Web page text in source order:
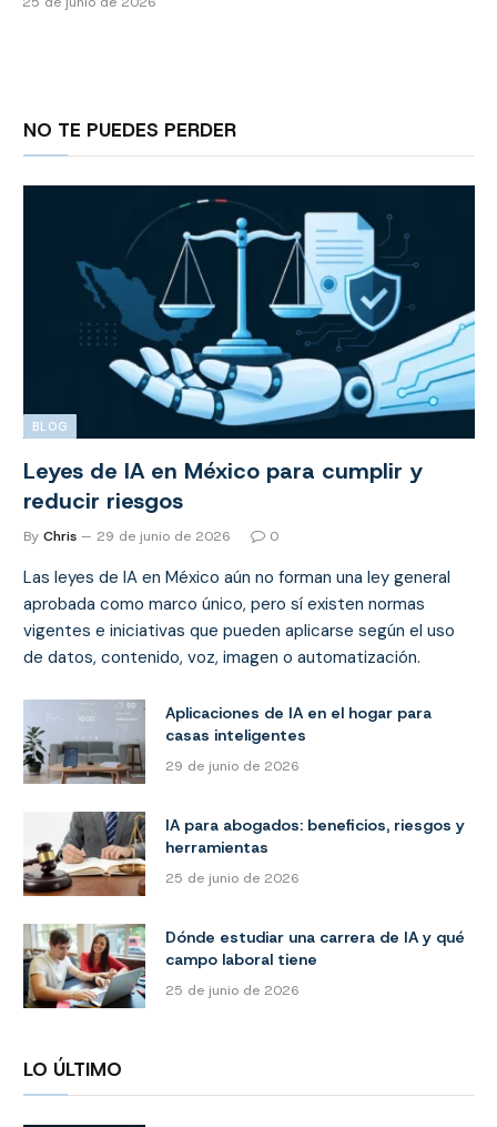
NO TE PUEDES PERDER
BLOG
Leyes de IA en México para cumplir y
reducir riesgos
By Chris 29 de junio de 2026 0
Las leyes de IA en México aún no forman una ley general
aprobada como marco único, pero sí existen normas
vigentes e iniciativas que pueden aplicarse según el uso
de datos, contenido, voz, imagen o automatización.
Aplicaciones de IA en el hogar para
casas inteligentes
29 de junio de 2026
IA para abogados: beneficios, riesgos y
herramientas
25 de junio de 2026
Dónde estudiar una carrera de IA y qué
campo laboral tiene
25 de junio de 2026
LO ÚLTIMO